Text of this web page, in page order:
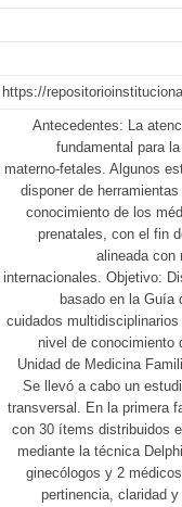
https://
Antecedentes: La
fundamental para
materno-fetales. Algunos
disponer de
conocimiento de los
prenatales, con el fin
alineada con
internacionales. Objetivo:
basado en la Guía
cuidados
nivel de conocimiento
Unidad de Medicina
Se llevó a cabo un
transversal. En la primera
con 30 ítems distribuidos
mediante la técnica
ginecólogos y 2
pertinencia, claridad